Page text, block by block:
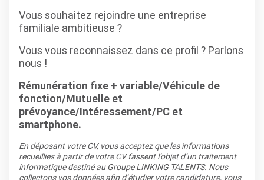
Vous souhaitez rejoindre une entreprise
familiale ambitieuse ?
Vous vous reconnaissez dans ce profil ? Parlons
nous !
Rémunération fixe + variable/Véhicule de
fonction/Mutuelle et
prévoyance/Intéressement/PC et
smartphone.
En déposant votre CV, vous acceptez que les informations
recueillies à partir de votre CV fassent l’objet d’un traitement
informatique destiné au Groupe LINKING TALENTS. Nous
collectons vos données afin d’étudier votre candidature, vous